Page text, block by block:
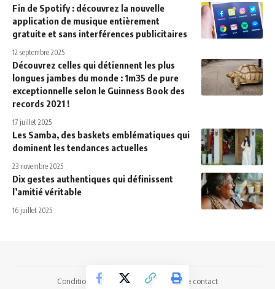
Fin de Spotify : découvrez la nouvelle
application de musique entièrement
gratuite et sans interférences publicitaires
12 septembre 2025
Découvrez celles qui détiennent les plus
longues jambes du monde : 1m35 de pure
exceptionnelle selon le Guinness Book des
records 2021 !
17 juillet 2025
Les Samba, des baskets emblématiques qui
dominent les tendances actuelles
23 novembre 2025
Dix gestes authentiques qui définissent
l’amitié véritable
16 juillet 2025
Conditions Générales d’Utilisation Page contact